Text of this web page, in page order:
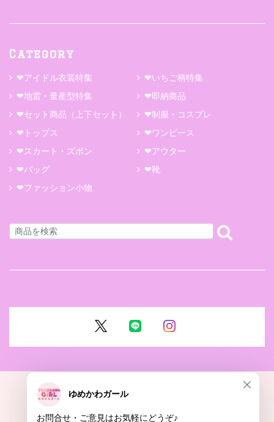
Category
❤アイドル衣装特集
❤いちご柄特集
❤地雷・量産型特集
❤即納商品
❤セット商品（上下セット）
❤制服・コスプレ
❤トップス
❤ワンピース
❤スカート・ズボン
❤アウター
❤バッグ
❤靴
❤ファッション小物